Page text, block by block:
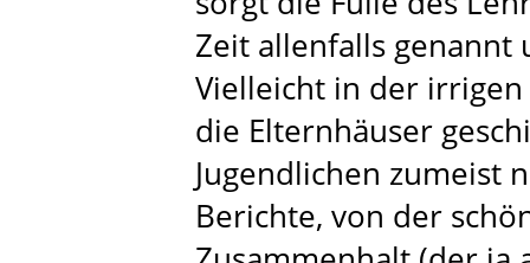
Zeit allenfalls
Vielleicht in der irrigen
die Elternhäuser
Jugendlichen zumeist
Berichte, von der